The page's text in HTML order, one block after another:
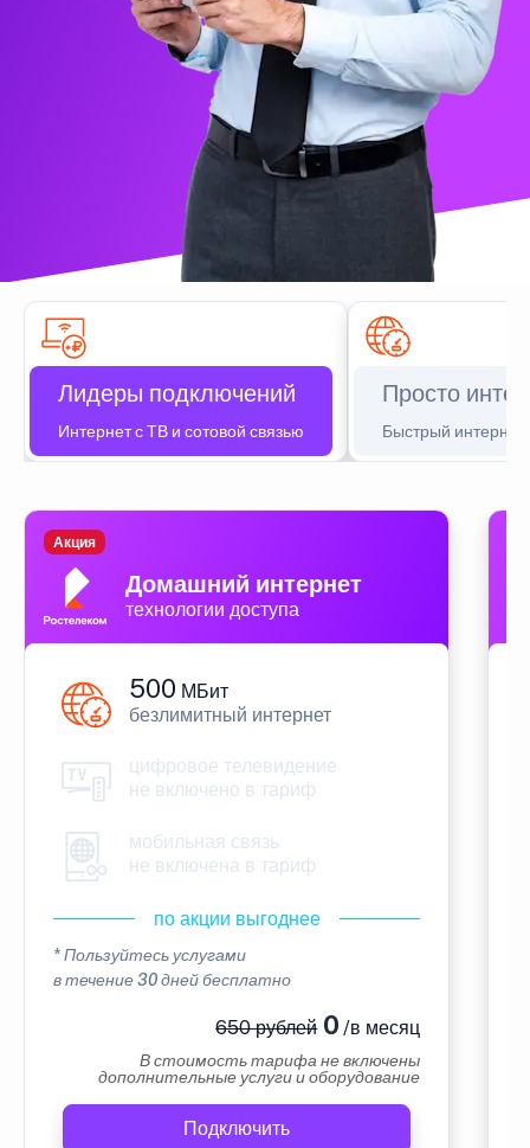
Лидеры подключений
Интернет с ТВ и сотовой связью
Просто
Быстрый интернет
Домашний интернет
технологии доступа
Акция
500 МБит
безлимитный интернет
цифровое телевидение
не включено в тариф
мобильная связь
не включена в тариф
по акции выгоднее
* Пользуйтесь услугами
в течение 30 дней бесплатно
650 рублей0 /в месяц
В стоимость тарифа не включены
дополнительные услуги и оборудование
Подключить